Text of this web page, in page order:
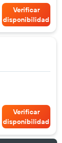
Verificar
disponibilidad
Verificar
disponibilidad